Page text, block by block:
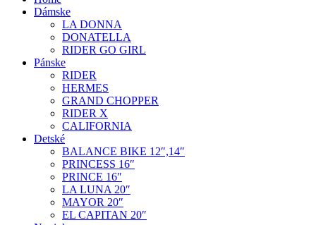
Dámske
LA DONNA
DONATELLA
RIDER GO GIRL
Pánske
RIDER
HERMES
GRAND CHOPPER
RIDER X
CALIFORNIA
Detské
BALANCE BIKE 12″,14″
PRINCESS 16″
PRINCE 16″
LA LUNA 20″
MAYOR 20″
EL CAPITAN 20″